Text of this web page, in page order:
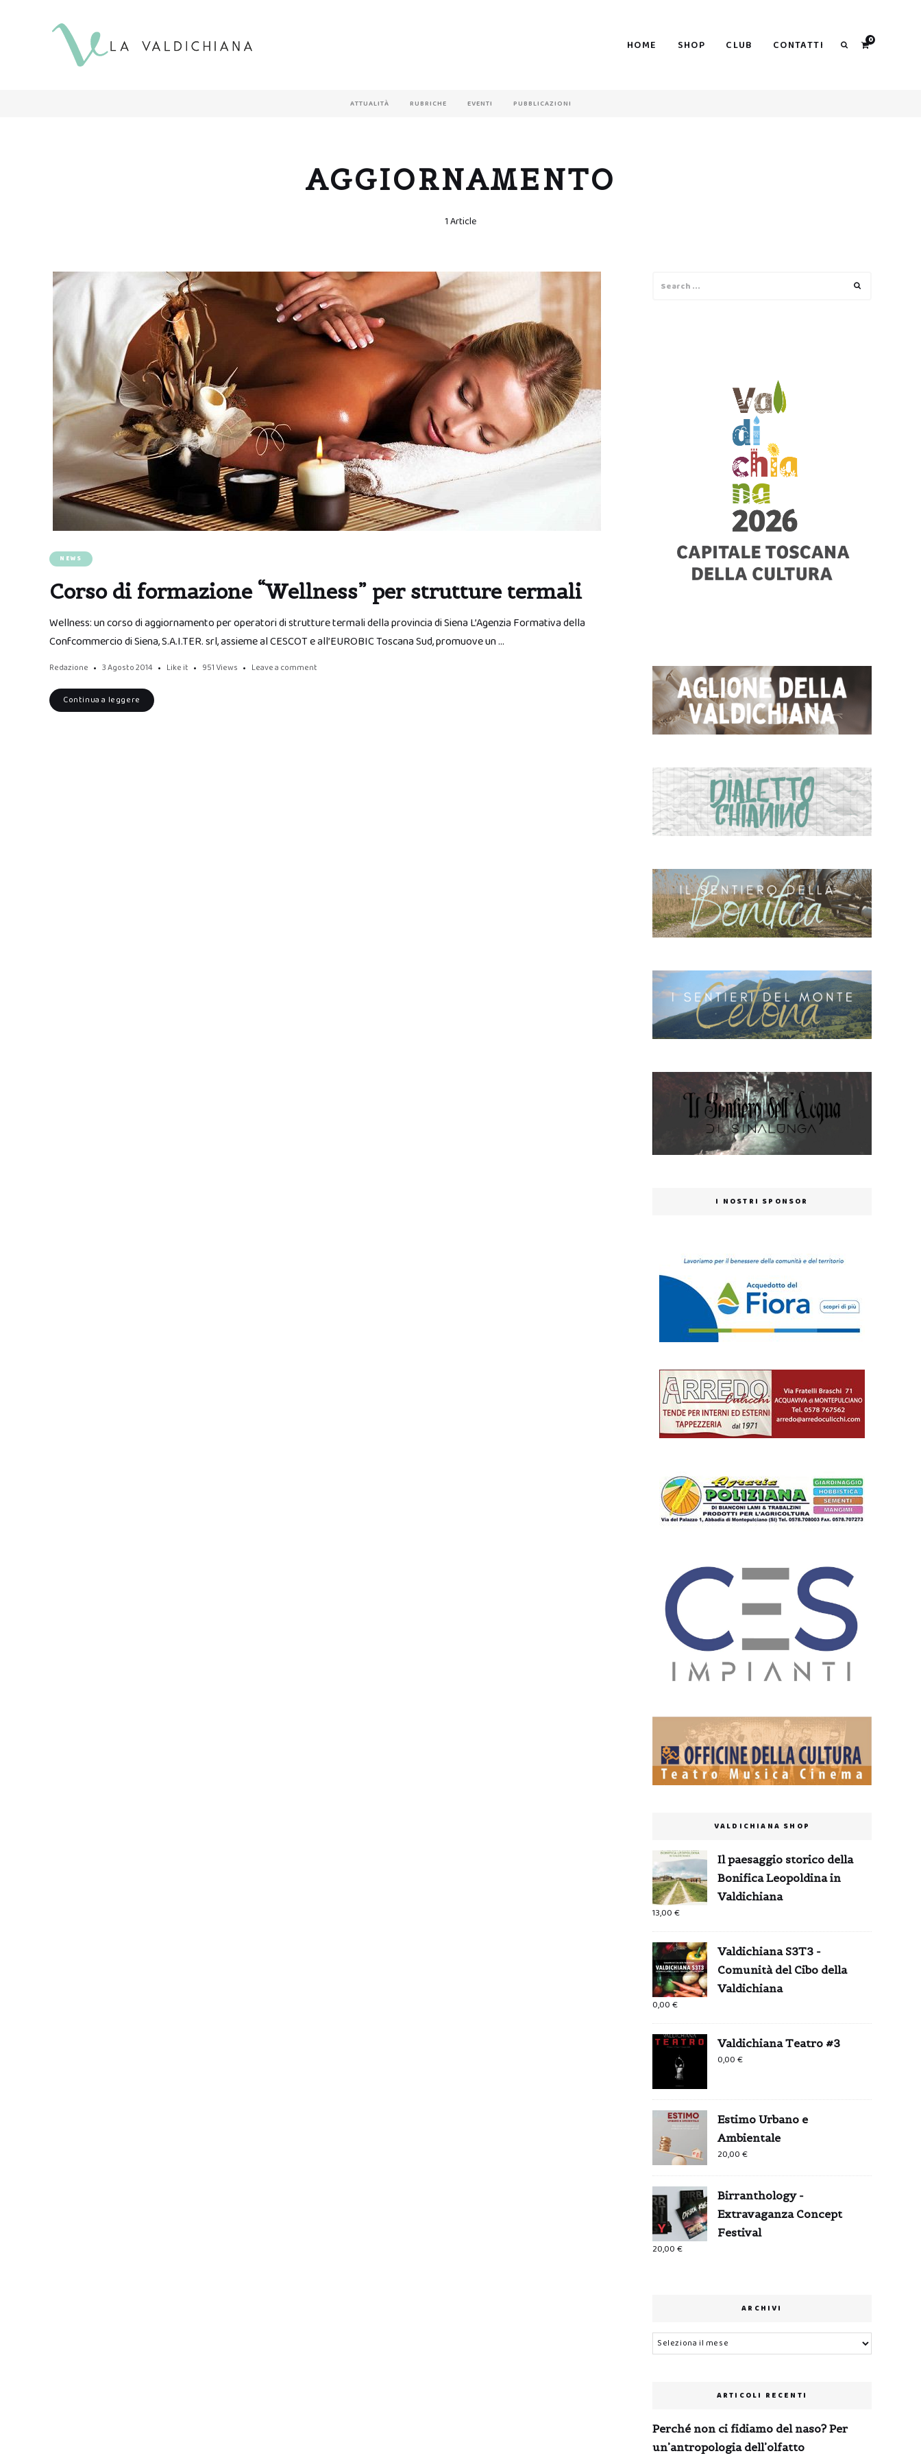
HOME SHOP CLUB CONTATTI 0
ATTUALITÀ RUBRICHE EVENTI PUBBLICAZIONI
AGGIORNAMENTO
1 Article
NEWS
Corso di formazione “Wellness” per strutture termali
Wellness: un corso di aggiornamento per operatori di strutture termali della provincia di Siena L’Agenzia Formativa della
Confcommercio di Siena, S.A.I.TER. srl, assieme al CESCOT e all’EUROBIC Toscana Sud, promuove un …
Redazione 3 Agosto 2014 Like it 951 Views Leave a comment
Continua a leggere
for:
I NOSTRI SPONSOR
VALDICHIANA SHOP
Il paesaggio storico della
Bonifica Leopoldina in
Valdichiana
13,00€
Valdichiana S3T3 -
Comunità del Cibo della
Valdichiana
0,00€
Valdichiana Teatro #3
0,00€
Estimo Urbano e
Ambientale
20,00€
Birranthology -
Extravaganza Concept
Festival
20,00€
ARCHIVI
Archivi
ARTICOLI RECENTI
Perché non ci fidiamo del naso? Per
un’antropologia dell’olfatto